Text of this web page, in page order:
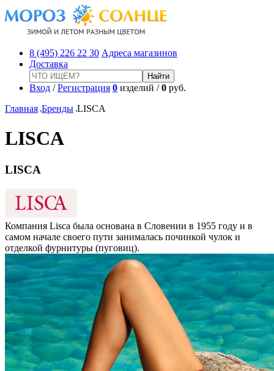
8 (495) 226 22 30 Адреса магазинов
Доставка
Вход /Регистрация 0 изделий /0 руб.
Главная Бренды LISCA
LISCA
LISCA
Компания Lisca была основана в Словении в 1955 году и в
самом начале своего пути занималась починкой чулок и
отделкой фурнитуры (пуговиц).